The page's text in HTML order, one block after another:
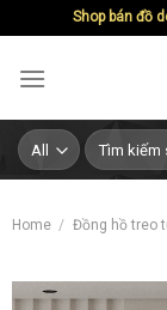
content
Shop bán đồ
Search
for:
Home / Đồng hồ treo